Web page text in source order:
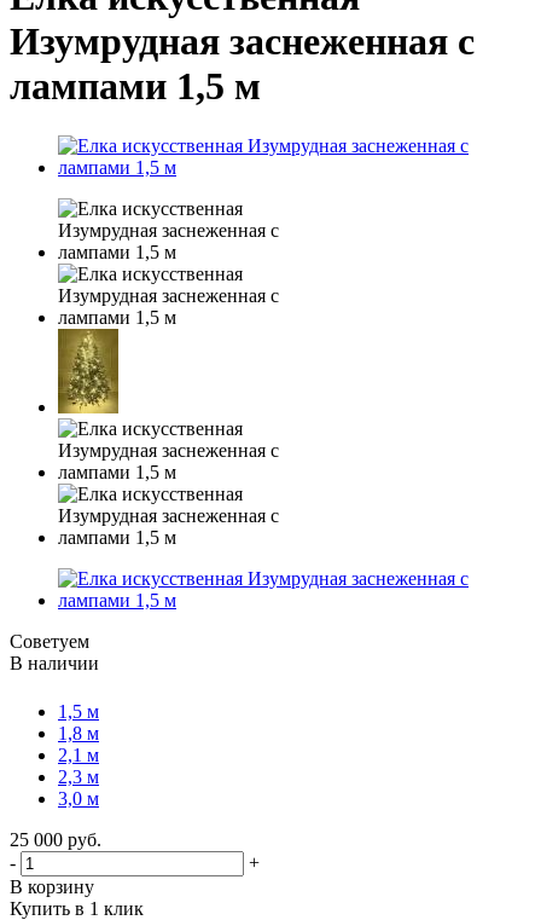
Изумрудная заснеженная с
лампами 1,5 м
Советуем
В наличии
1,5 м
1,8 м
2,1 м
2,3 м
3,0 м
25 000 руб.
-
+
В корзину
Купить в 1 клик